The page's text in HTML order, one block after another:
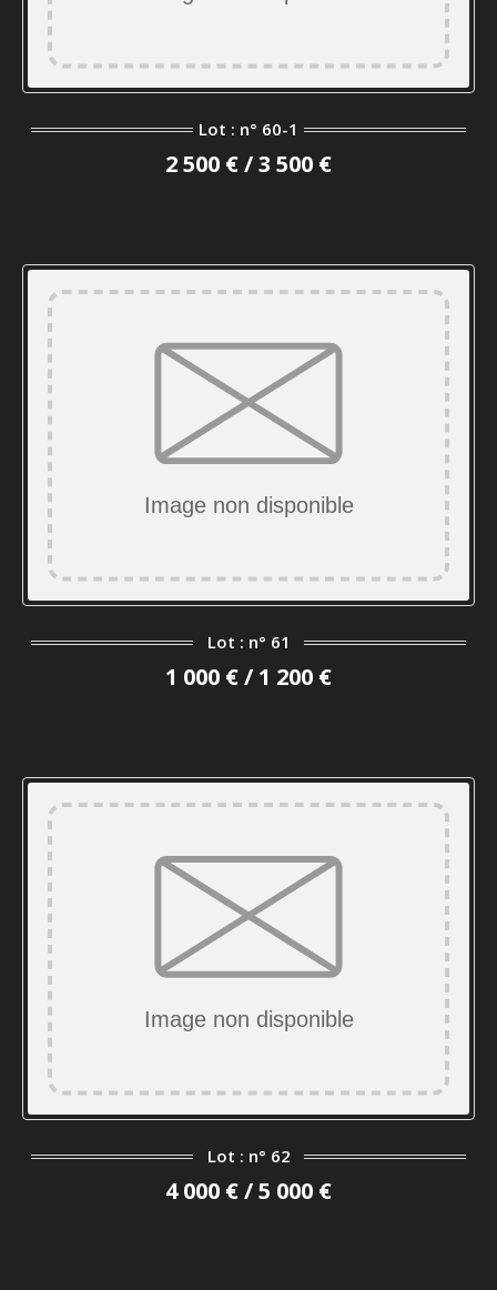
Lot : n° 60-1
2 500 € / 3 500 €
Lot : n° 61
1 000 € / 1 200 €
Lot : n° 62
4 000 € / 5 000 €